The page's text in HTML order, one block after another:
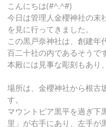
こんにちは(#^.^#)
今日は管理人金櫻神社の末
を見に行ってきました。
この黒戸奈神社は、創建年
百二十社の内であるそうです
本殿には見事な彫刻もあり
場所は、金櫻神社から根古
す。
マウントピア黒平を過ぎ下
里」が右手にあり、左手が